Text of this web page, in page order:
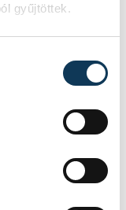
gyűjtöttek.
első